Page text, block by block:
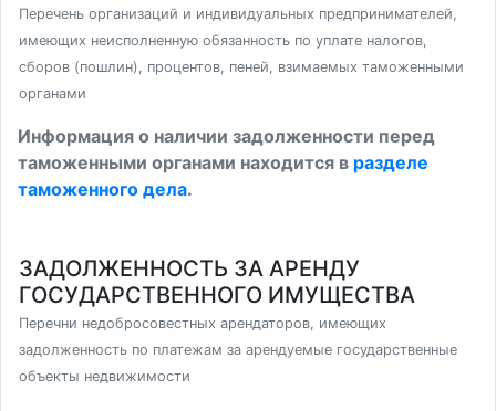
Перечень организаций и индивидуальных предпринимателей,
имеющих неисполненную обязанность по уплате налогов,
сборов (пошлин), процентов, пеней, взимаемых таможенными
органами
Информация о наличии задолженности перед
таможенными органами находится в разделе
таможенного дела.
ЗАДОЛЖЕННОСТЬ ЗА АРЕНДУ
ГОСУДАРСТВЕННОГО ИМУЩЕСТВА
Перечни недобросовестных арендаторов, имеющих
задолженность по платежам за арендуемые государственные
объекты недвижимости